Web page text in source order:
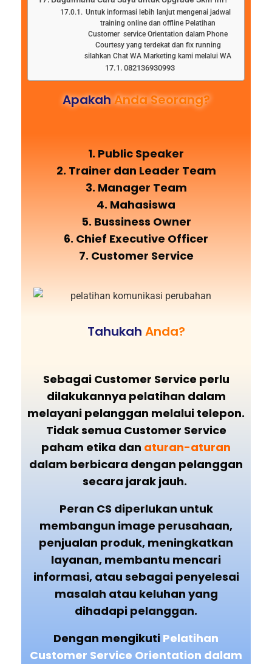
Untuk informasi lebih lanjut mengenai jadwal
training online dan offline Pelatihan
Customer service Orientation dalam Phone
Courtesy yang terdekat dan fix running
silahkan Chat WA Marketing kami melalui WA
082136930993
ApakahAnda Seorang?
1. Public Speaker
2. Trainer dan Leader Team
3. Manager Team
4. Mahasiswa
5. Bussiness Owner
6. Chief Executive Officer
7. Customer Service
Tahukah Anda?
Sebagai Customer Service perlu
dilakukannya pelatihan dalam
melayani pelanggan melalui telepon.
Tidak semua Customer Service
paham etika dan aturan-aturan
dalam berbicara dengan pelanggan
secara jarak jauh.
Peran CS diperlukan untuk
membangun image perusahaan,
penjualan produk, meningkatkan
layanan, membantu mencari
informasi, atau sebagai penyelesai
masalah atau keluhan yang
dihadapi pelanggan.
Dengan mengikuti Pelatihan
Customer Service Orientation dalam